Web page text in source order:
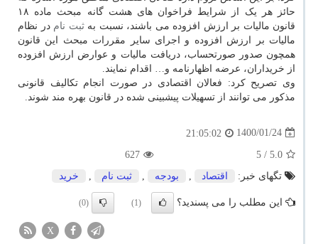
حائز هر یک از شرایط فراخوان های هشت گانه مبحث ماده ۱۸
قانون مالیات بر ارزش افزوده می باشند، نسبت بهثبت نام در نظام
مالیات بر ارزش افزوده و اجرای سایر مقررات مبحث این قانون
همچون صدور صورتحساب، دریافت مالیات و عوارض ارزش افزوده
از خریداران، عرضه اظهارنامه و… اقدام نمایند.
وی تصریح کرد: فعالان اقتصادی در صورت انجام تکالیف قانونی
مذکور می توانند از تسهیلات پیشبینی شده در قانون بهره مند شوند.
1400/01/24
21:05:02
5.0
/ 5
627
تگهای خبر:
اقتصاد , بودجه , ثبت نام , خرید
این مطلب را می پسندید؟ (1)
(0)
X